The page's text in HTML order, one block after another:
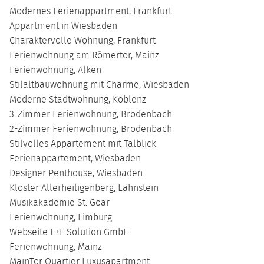
Modernes Ferienappartment, Frankfurt
Appartment in Wiesbaden
Charaktervolle Wohnung, Frankfurt
Ferienwohnung am Römertor, Mainz
Ferienwohnung, Alken
Stilaltbauwohnung mit Charme, Wiesbaden
Moderne Stadtwohnung, Koblenz
3-Zimmer Ferienwohnung, Brodenbach
2-Zimmer Ferienwohnung, Brodenbach
Stilvolles Appartement mit Talblick
Ferienappartement, Wiesbaden
Designer Penthouse, Wiesbaden
Kloster Allerheiligenberg, Lahnstein
Musikakademie St. Goar
Ferienwohnung, Limburg
Webseite F+E Solution GmbH
Ferienwohnung, Mainz
MainTor Quartier Luxusapartment